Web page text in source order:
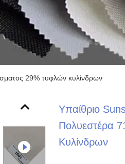
29% τυφλών κυλίνδρων
Υπαίθριο
Πολυεστέρα
Κυλίνδρων